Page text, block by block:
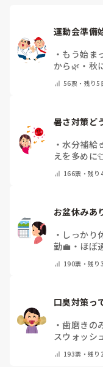
運動会準備
・ もう始ま
から🌿 ・ 秋
56票・ 残り5
暑さ対策ど
・水分補給
えを多めに
166票・残り
お盆休みあ
・ しっかり
勤💼 ・ ほぼ
190票・残り
口臭対策っ
・歯磨きの
スウォッシ
の他(コメン
193票・残り